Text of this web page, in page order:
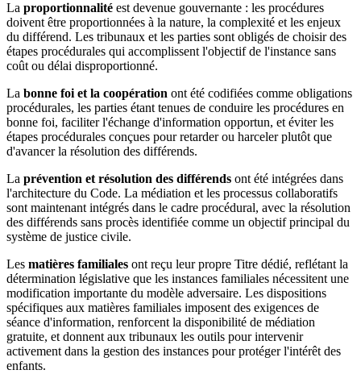
La proportionnalité est devenue gouvernante : les procédures
doivent être proportionnées à la nature, la complexité et les enjeux
du différend. Les tribunaux et les parties sont obligés de choisir des
étapes procédurales qui accomplissent l'objectif de l'instance sans
coût ou délai disproportionné.
La bonne foi et la coopération ont été codifiées comme obligations
procédurales, les parties étant tenues de conduire les procédures en
bonne foi, faciliter l'échange d'information opportun, et éviter les
étapes procédurales conçues pour retarder ou harceler plutôt que
d'avancer la résolution des différends.
La prévention et résolution des différends ont été intégrées dans
l'architecture du Code. La médiation et les processus collaboratifs
sont maintenant intégrés dans le cadre procédural, avec la résolution
des différends sans procès identifiée comme un objectif principal du
système de justice civile.
Les matières familiales ont reçu leur propre Titre dédié, reflétant la
détermination législative que les instances familiales nécessitent une
modification importante du modèle adversaire. Les dispositions
spécifiques aux matières familiales imposent des exigences de
séance d'information, renforcent la disponibilité de médiation
gratuite, et donnent aux tribunaux les outils pour intervenir
activement dans la gestion des instances pour protéger l'intérêt des
enfants.